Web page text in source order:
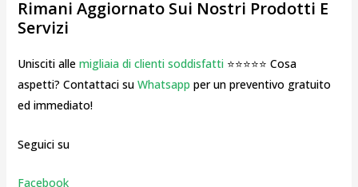
Rimani Aggiornato Sui Nostri Prodotti E
Servizi
Unisciti alle migliaia di clienti soddisfatti⭐⭐⭐⭐⭐ Cosa
aspetti? Contattaci su Whatsapp per un preventivo gratuito
ed immediato!
Seguici su
Facebook